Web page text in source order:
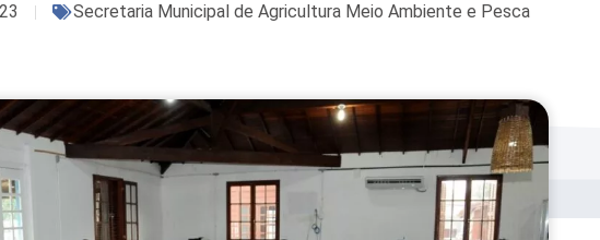
Secretaria Municipal de Agricultura Meio Ambiente e Pesca